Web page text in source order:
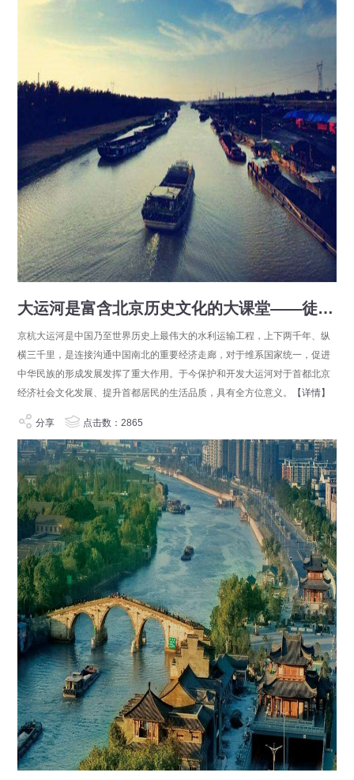
大运河是富含北京历史文化的大课堂——徒步调查大运河北京段的深切感受
京杭大运河是中国乃至世界历史上最伟大的水利运输工程，上下两千年、纵
横三千里，是连接沟通中国南北的重要经济走廊，对于维系国家统一，促进
中华民族的形成发展发挥了重大作用。于今保护和开发大运河对于首都北京
经济社会文化发展、提升首都居民的生活品质，具有全方位意义。
【详情】
分享 点击数：2865